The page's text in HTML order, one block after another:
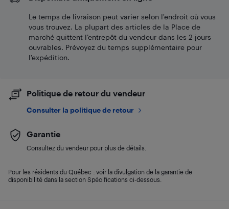
Le temps de livraison peut varier selon l'endroit où vous
vous trouvez. La plupart des articles de la Place de
marché quittent l’entrepôt du vendeur dans les 2 jours
ouvrables. Prévoyez du temps supplémentaire pour
l’expédition.
Politique de retour du vendeur
Consulter la politique de retour
Garantie
Consultez du vendeur pour plus de détails.
Pour les résidents du Québec : voir la divulgation de la garantie de
disponibilité dans la section Spécifications ci-dessous.